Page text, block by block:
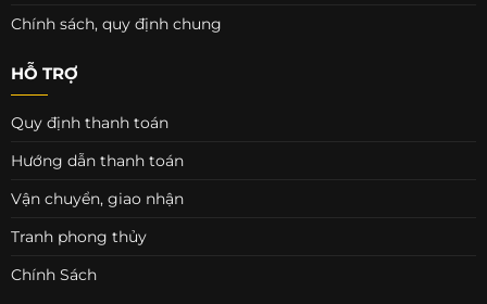
Chính sách, quy định chung
HỖ TRỢ
Quy định thanh toán
Hướng dẫn thanh toán
Vận chuyển, giao nhận
Tranh phong thủy
Chính Sách